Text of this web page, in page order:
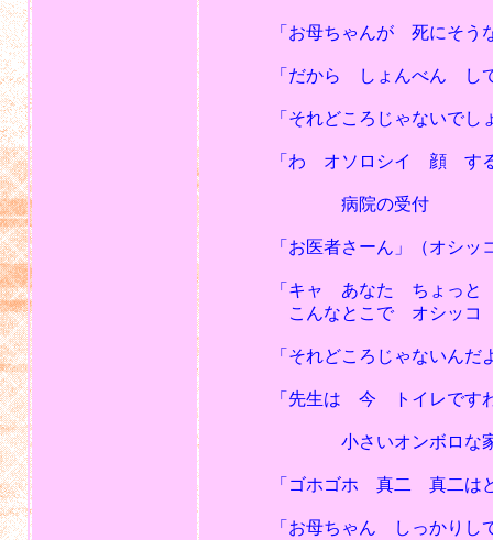
「お母ちゃんが 死にそうな
「だから しょんべん して
「それどころじゃないでし
「わ オソロシイ 顔 する
病院の受付
「お医者さーん」（オシッコ
「キャ あなた ちょっと 待
こんなとこで オシッコ し
「それどころじゃないんだよ
「先生は 今 トイレですわ
小さいオンボロな
「ゴホゴホ 真二 真二はど
「お母ちゃん しっかりし